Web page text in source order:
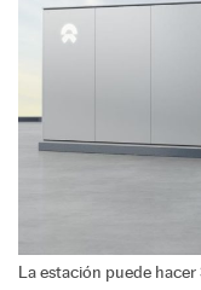
La estación puede